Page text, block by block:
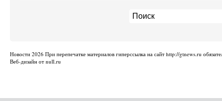
Новости 2026 При перепечатке материалов гиперссылка на сайт http://gtnews.ru
Веб-дизайн от null.ru